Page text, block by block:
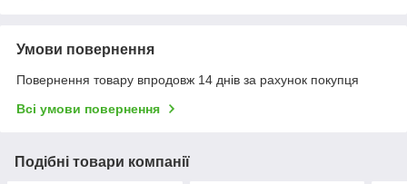
Умови повернення
Повернення товару впродовж 14 днів за рахунок покупця
Всі умови повернення
Подібні товари компанії